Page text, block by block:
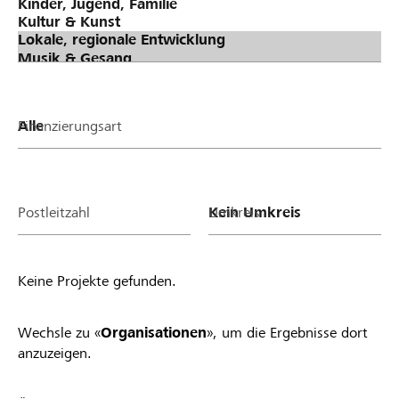
Finanzierungsart
Postleitzahl Umkreis
Keine Projekte gefunden.
Wechsle zu «Organisationen», um die Ergebnisse dort
anzuzeigen.